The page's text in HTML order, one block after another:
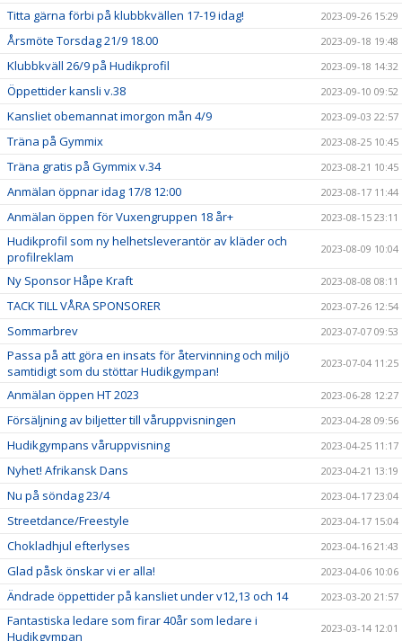
Titta gärna förbi på klubbkvällen 17-19 idag! 2023-09-26 15:29
Årsmöte Torsdag 21/9 18.00 2023-09-18 19:48
Klubbkväll 26/9 på Hudikprofil 2023-09-18 14:32
Öppettider kansli v.38 2023-09-10 09:52
Kansliet obemannat imorgon mån 4/9 2023-09-03 22:57
Träna på Gymmix 2023-08-25 10:45
Träna gratis på Gymmix v.34 2023-08-21 10:45
Anmälan öppnar idag 17/8 12:00 2023-08-17 11:44
Anmälan öppen för Vuxengruppen 18 år+ 2023-08-15 23:11
Hudikprofil som ny helhetsleverantör av kläder och
profilreklam
2023-08-09 10:04
Ny Sponsor Håpe Kraft 2023-08-08 08:11
TACK TILL VÅRA SPONSORER 2023-07-26 12:54
Sommarbrev 2023-07-07 09:53
Passa på att göra en insats för återvinning och miljö
samtidigt som du stöttar Hudikgympan!
2023-07-04 11:25
Anmälan öppen HT 2023 2023-06-28 12:27
Försäljning av biljetter till våruppvisningen 2023-04-28 09:56
Hudikgympans våruppvisning 2023-04-25 11:17
Nyhet! Afrikansk Dans 2023-04-21 13:19
Nu på söndag 23/4 2023-04-17 23:04
Streetdance/Freestyle 2023-04-17 15:04
Chokladhjul efterlyses 2023-04-16 21:43
Glad påsk önskar vi er alla! 2023-04-06 10:06
Ändrade öppettider på kansliet under v12,13 och 14 2023-03-20 21:57
Fantastiska ledare som firar 40år som ledare i
Hudikgympan
2023-03-14 12:01